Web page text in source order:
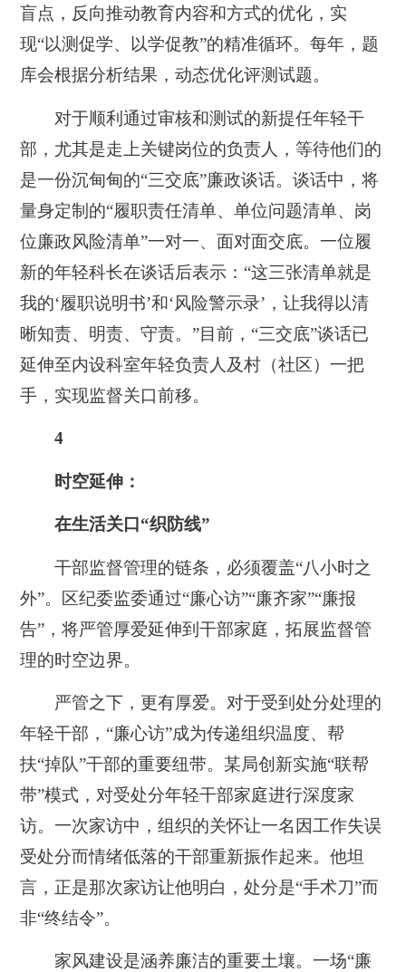
盲点，反向推动教育内容和方式的优化，实
现“以测促学、以学促教”的精准循环。每年，题
库会根据分析结果，动态优化评测试题。
对于顺利通过审核和测试的新提任年轻干
部，尤其是走上关键岗位的负责人，等待他们的
是一份沉甸甸的“三交底”廉政谈话。谈话中，将
量身定制的“履职责任清单、单位问题清单、岗
位廉政风险清单”一对一、面对面交底。一位履
新的年轻科长在谈话后表示：“这三张清单就是
我的‘履职说明书’和‘风险警示录’，让我得以清
晰知责、明责、守责。”目前，“三交底”谈话已
延伸至内设科室年轻负责人及村（社区）一把
手，实现监督关口前移。
4
时空延伸：
在生活关口“织防线”
干部监督管理的链条，必须覆盖“八小时之
外”。区纪委监委通过“廉心访”“廉齐家”“廉报
告”，将严管厚爱延伸到干部家庭，拓展监督管
理的时空边界。
严管之下，更有厚爱。对于受到处分处理的
年轻干部，“廉心访”成为传递组织温度、帮
扶“掉队”干部的重要纽带。某局创新实施“联帮
带”模式，对受处分年轻干部家庭进行深度家
访。一次家访中，组织的关怀让一名因工作失误
受处分而情绪低落的干部重新振作起来。他坦
言，正是那次家访让他明白，处分是“手术刀”而
非“终结令”。
家风建设是涵养廉洁的重要土壤。一场“廉